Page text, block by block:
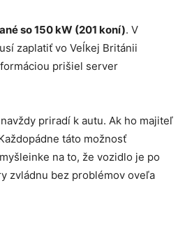
so 150 kW (201 koní). V
zaplatiť vo Veĺkej Británii
prišiel server
priradí k autu. Ak ho majiteľ
táto možnosť
na to, že vozidlo je po
zvládnu bez problémov oveľa